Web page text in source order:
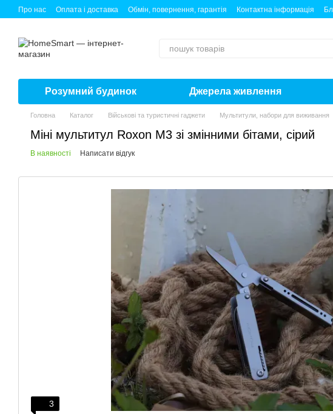
Перейти до основного контенту
Про нас Оплата і доставка Обмін, повернення, гарантія Контактна інформація
Розумний будинок Джерела живлення
Головна Каталог Військові та туристичні гаджети Мультитули, набори для виживання
Міні мультитул Roxon M3 зі змінними бітами, сірий
В наявності Написати відгук
3